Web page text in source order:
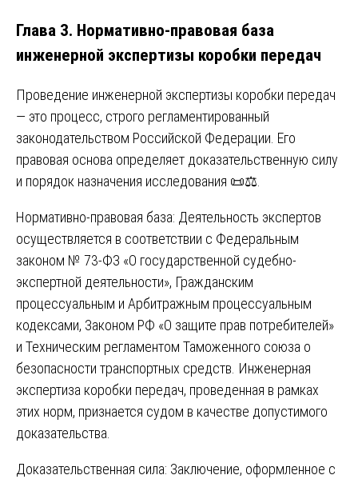
Глава 3. Нормативно-правовая база
инженерной экспертизы коробки передач
Проведение инженерной экспертизы коробки передач
— это процесс, строго регламентированный
законодательством Российской Федерации. Его
правовая основа определяет доказательственную силу
и порядок назначения исследования 📜⚖️.
Нормативно-правовая база: Деятельность экспертов
осуществляется в соответствии с Федеральным
законом № 73-ФЗ «О государственной судебно-
экспертной деятельности», Гражданским
процессуальным и Арбитражным процессуальным
кодексами, Законом РФ «О защите прав потребителей»
и Техническим регламентом Таможенного союза о
безопасности транспортных средств. Инженерная
экспертиза коробки передач, проведенная в рамках
этих норм, признается судом в качестве допустимого
доказательства.
Доказательственная сила: Заключение, оформленное с